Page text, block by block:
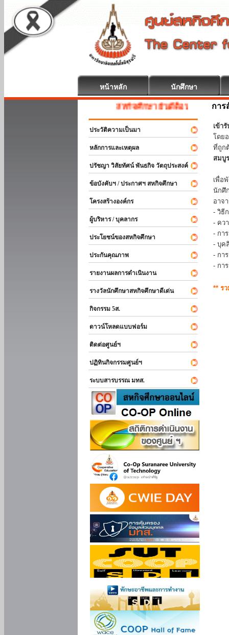
หน้าหลัก นักศึกษา
สหกิจศึกษา ยินดีต้อนรับ
ประวัติความเป็นมา
หลักการและเหตุผล
ปรัชญา วิสัยทัศน์ พันธกิจ วัตถุประสงค์
ข้อบังคับฯ / ประกาศฯ สหกิจศึกษา
โครงสร้างองค์กร
ผู้บริหาร / บุคลากร
ประโยชน์ของสหกิจศึกษา
ประกันคุณภาพ
รายงานผลการดำเนินงาน
รางวัลนักศึกษาสหกิจศึกษาดีเด่น
กิจกรรม 5ส.
ดาวน์โหลดแบบฟอร์ม
ติดต่อศูนย์ฯ
ปฏิทินกิจกรรมศูนย์ฯ
ระบบสารบรรณ มทส.
การ
เข้า
โดย
ที่ถูก
สมบู
เพื่อ
นักศึ
อาจ
- วิธี
- คว
- กา
- บุค
- กา
- กา
** ร